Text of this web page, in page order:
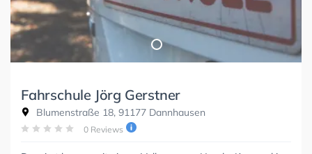
Fahrschule Jörg Gerstner
Blumenstraße 18, 91177 Dannhausen
0 Reviews